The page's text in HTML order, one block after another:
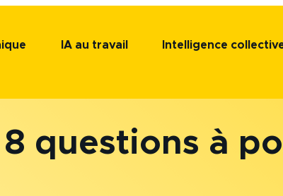
Ouvrir Facilitation graphique
IA au travail Ouvrir IA au travail
Intelligence
questions à